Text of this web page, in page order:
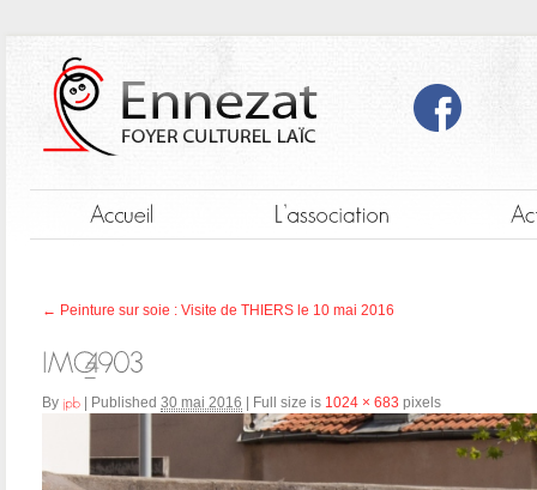
← Peinture sur soie : Visite de THIERS le 10 mai 2016
By | Published 30 mai 2016 | Full size is 1024 × 683 pixels